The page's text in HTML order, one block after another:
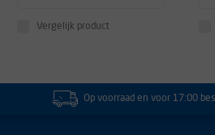
Vergelijk product
Op voorraad en voor 17:00